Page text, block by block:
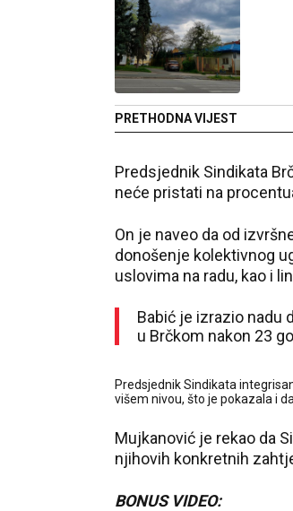
PRETHODNA VIJEST
Predsjednik Sindikata
neće pristati na
On je naveo da od
donošenje kolektivnog
uslovima na radu, kao i
Babić je izrazio nadu
u Brčkom nakon 23
Predsjednik Sindikata
višem nivou, što je pokazala i
Mujkanović je rekao da
njihovih konkretnih
BONUS VIDEO: